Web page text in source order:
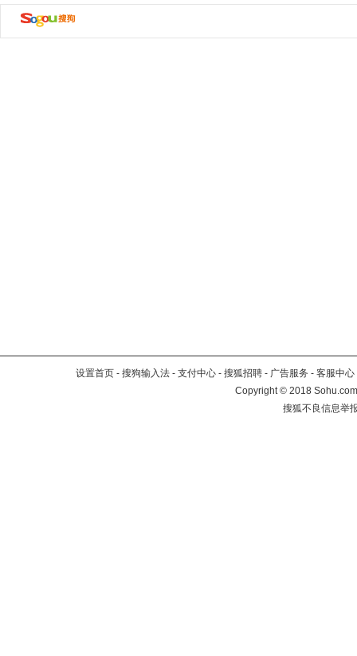
设置首页 - 搜狗输入法 - 支付中心 - 搜狐招聘 - 广告服务 - 客服中心
Copyright©2018
搜狐不良信息举